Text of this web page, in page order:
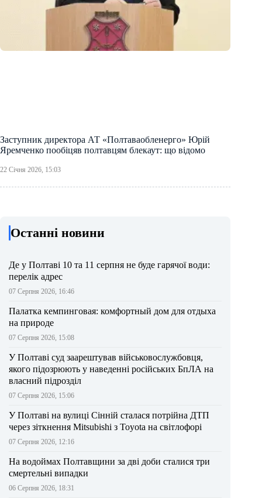
Заступник директора АТ «Полтаваобленерго» Юрій
Яремченко пообіцяв полтавцям блекаут: що відомо
22 Січня 2026, 15:03
Останні новини
Де у Полтаві 10 та 11 серпня не буде гарячої води:
перелік адрес
07 Серпня 2026, 16:46
Палатка кемпинговая: комфортный дом для отдыха
на природе
07 Серпня 2026, 15:08
У Полтаві суд заарештував військовослужбовця,
якого підозрюють у наведенні російських БпЛА на
власний підрозділ
07 Серпня 2026, 15:06
У Полтаві на вулиці Сінній сталася потрійна ДТП
через зіткнення Mitsubishi з Toyota на світлофорі
07 Серпня 2026, 12:16
На водоймах Полтавщини за дві доби сталися три
смертельні випадки
06 Серпня 2026, 18:31